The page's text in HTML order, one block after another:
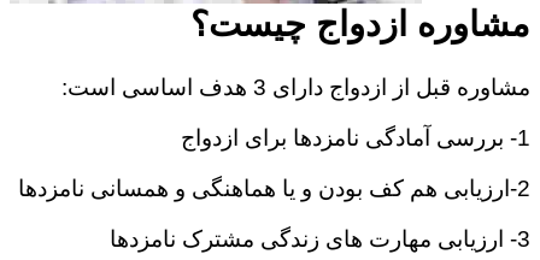
مشاوره ازدواج چیست؟
مشاوره قبل از ازدواج دارای 3 هدف اساسی است:
1- بررسی آمادگی نامزدها برای ازدواج
2-ارزیابی هم کف بودن و یا هماهنگی و همسانی نامزدها
3- ارزیابی مهارت های زندگی مشترک نامزدها